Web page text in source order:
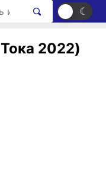
☀ ☾
2022)